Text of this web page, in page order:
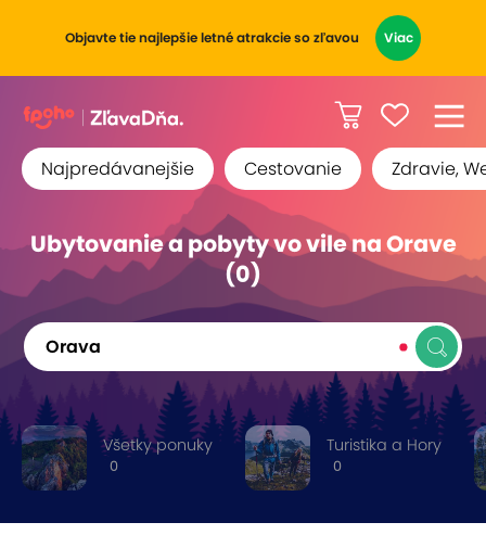
Objavte tie najlepšie letné atrakcie so zľavou Viac
Najpredávanejšie Cestovanie Zdravie,
Ubytovanie a pobyty vo vile na Orave
(0)
Orava
0
Všetky ponuky
0
Turistika a Hory